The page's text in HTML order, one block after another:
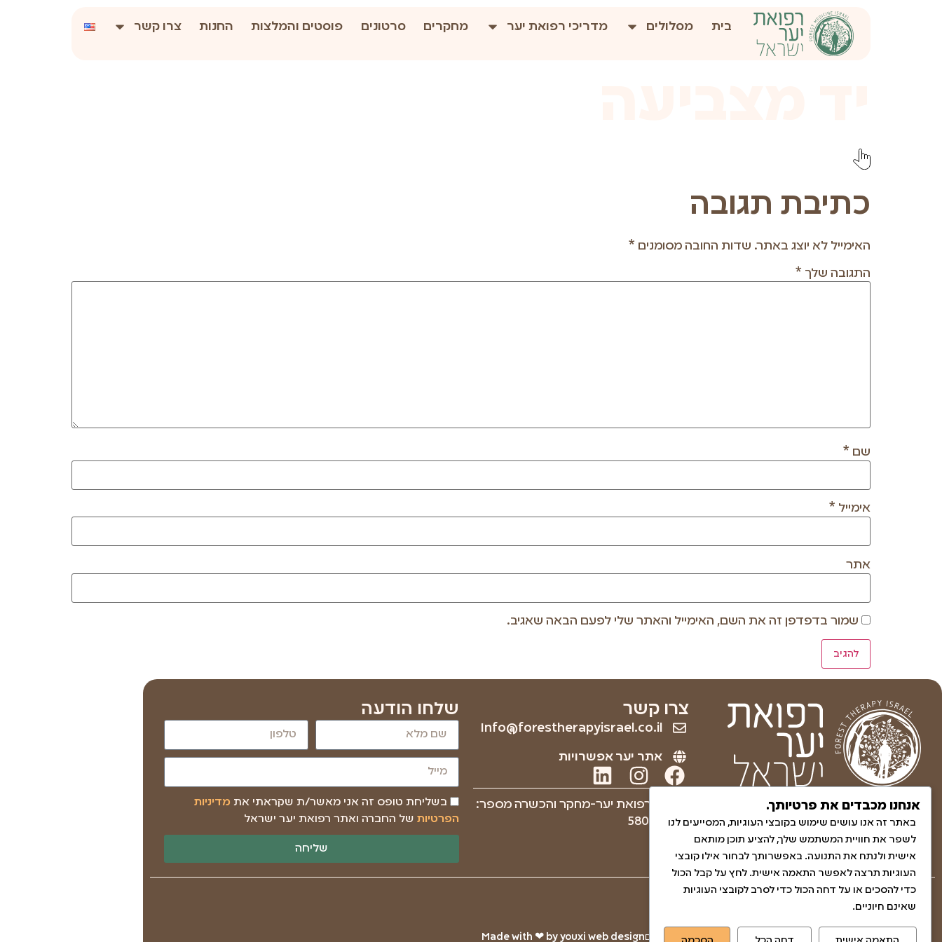
בית
מסלולים מדריכי רפואת יער מחקרים סרטונים פוסטים והמלצות החנות צרו קשר
כתיבת תגובה
האימייל לא יוצג באתר. שדות החובה מסומנים *
התגובה שלך *
שם *
אימייל *
אתר
שמור בדפדפן זה את השם, האימייל והאתר שלי לפעם הבאה שאגיב.
באמצעות הטבע.
צרו קשר
Info@forestherapyisrael.co.il
אתר יער אפשרויות
עמותה רפואת יער-מחקר והכשרה מספר:
580830271
שלחו הודעה
בשליחת טופס זה אני מאשר/ת שקראתי את מדיניות
הפרטיות של החברה ואתר רפואת יער ישראל
שליחה
שאלות ותשובות
© כל הזכויות שמורות לגליה בן-חייםMade with ❤ by youxi web design​​
אנחנו מכבדים את פרטיותך.
באתר זה אנו עושים שימוש בקובצי העוגיות, המסייעים לנו
לשפר את חוויית המשתמש שלך, להציע תוכן מותאם
אישית ולנתח את התנועה. באפשרותך לבחור אילו קובצי
העוגיות תרצה לאפשר התאמה אישית. לחץ על קבל הכול
כדי להסכים או על דחה הכול כדי לסרב לקובצי העוגיות
שאינם חיוניים.